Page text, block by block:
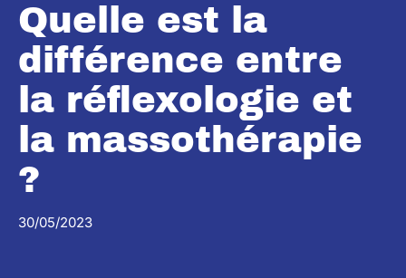
Quelle est la
différence entre
la réflexologie et
la massothérapie
?
30/05/2023